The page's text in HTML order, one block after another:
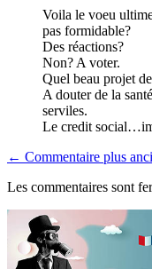
Voila le voeu
pas formidable?
Des réactions?
Non? A voter.
Quel beau projet
A douter de la
serviles.
Le credit
← Commentaire plus
Les commentaires sont